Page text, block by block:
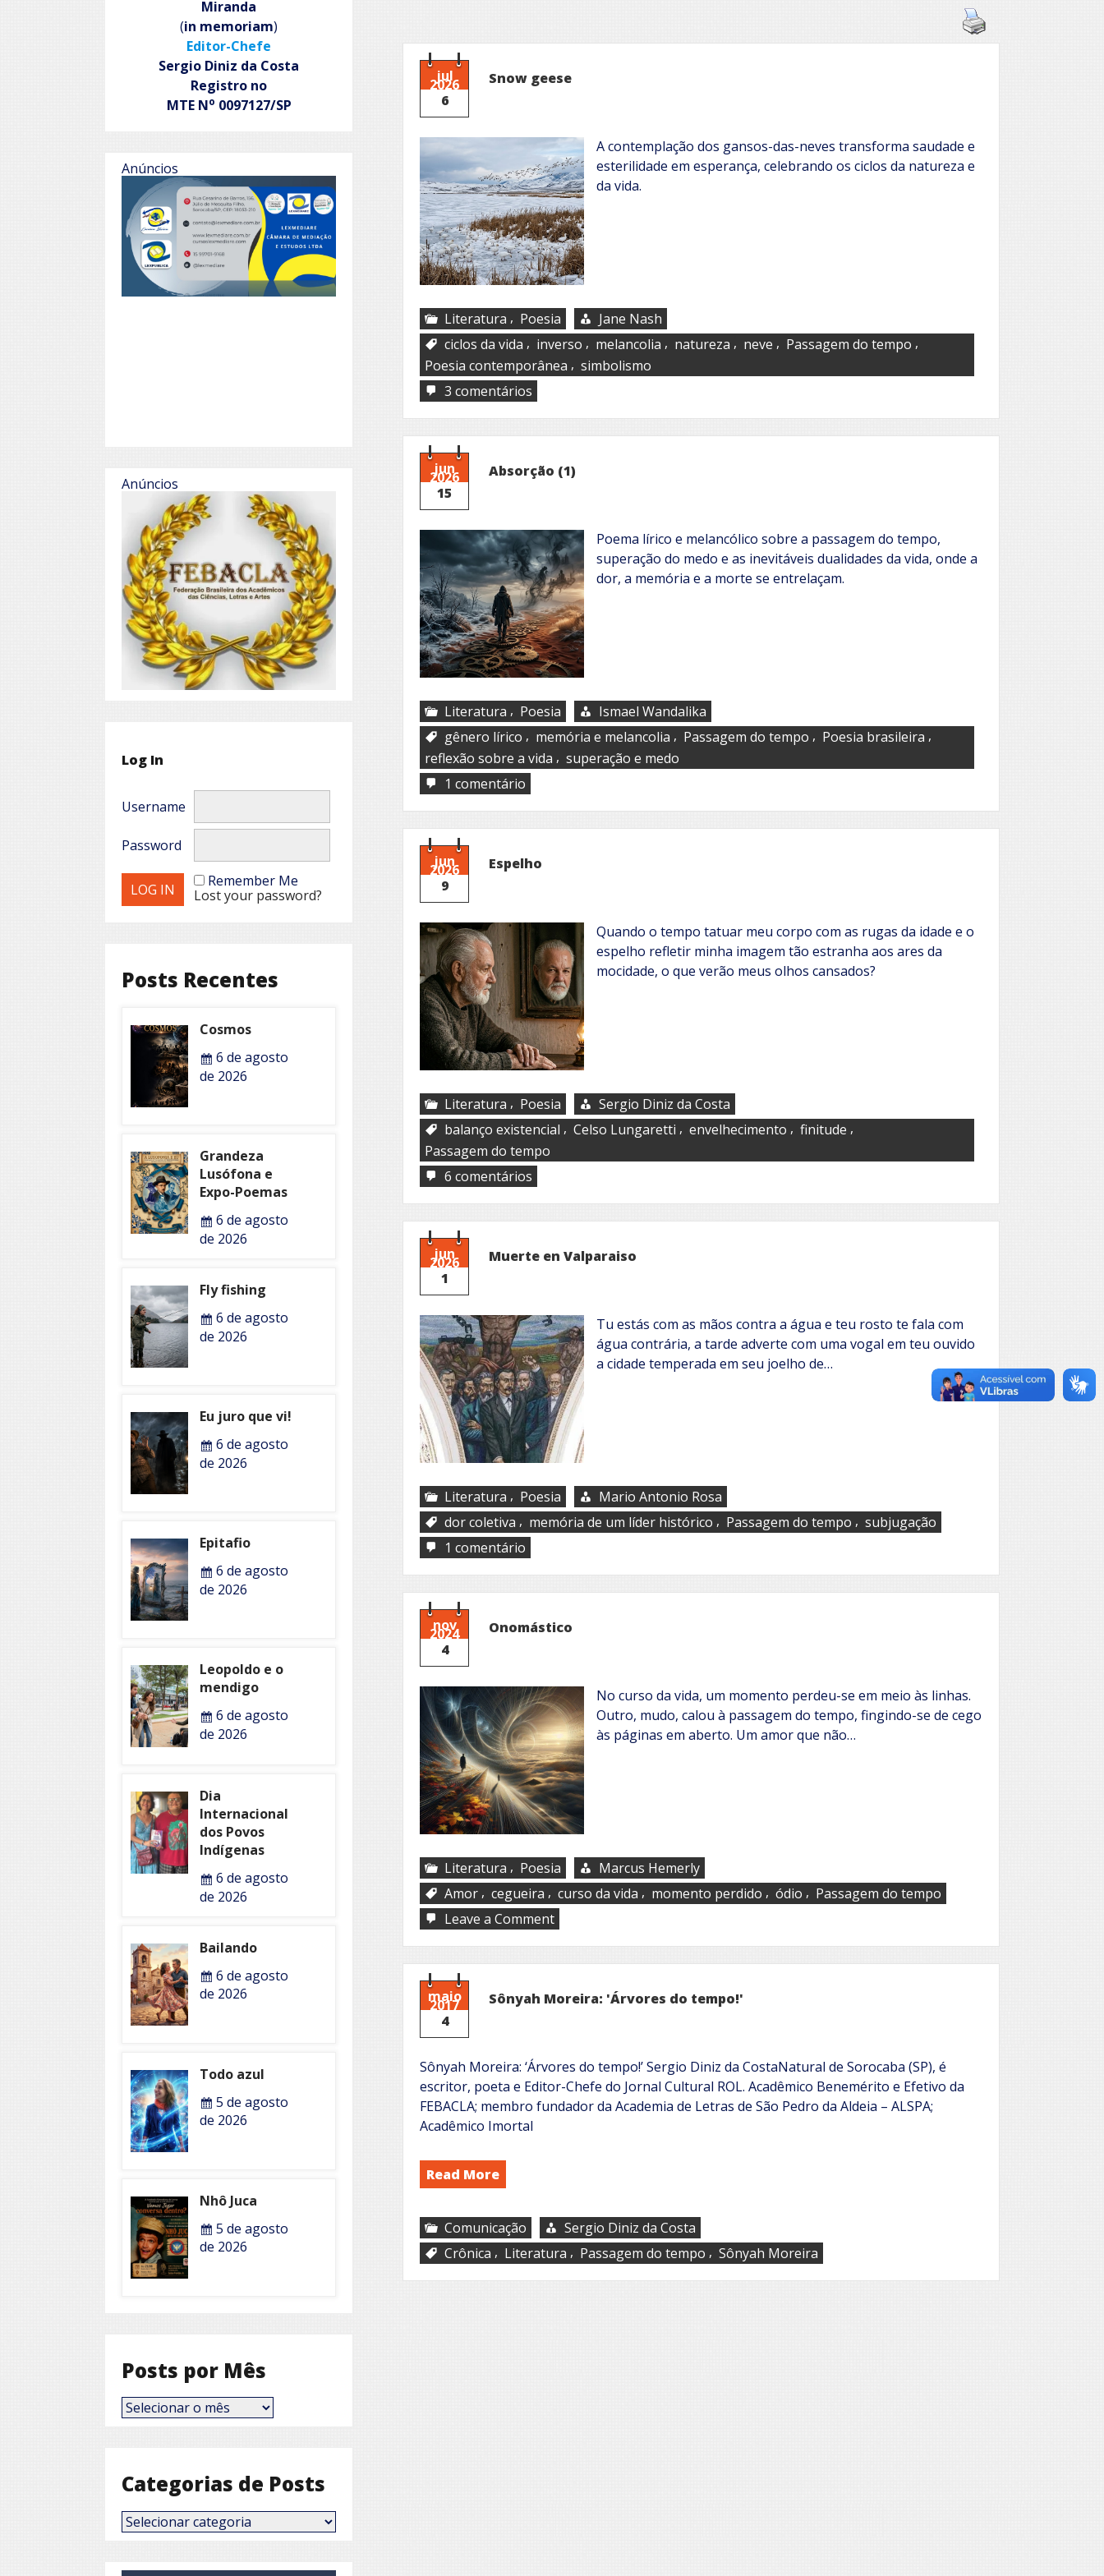
jul
2026
6
Snow geese
A contemplação dos gansos-das-neves transforma saudade e
esterilidade em esperança, celebrando os ciclos da natureza e
da vida.
Literatura , Poesia
Jane Nash
ciclos da vida , inverso , melancolia , natureza , neve , Passagem do tempo ,
Poesia contemporânea , simbolismo
3 comentários
Snow
geese
jun
2026
15
Absorção (1)
Poema lírico e melancólico sobre a passagem do tempo,
superação do medo e as inevitáveis dualidades da vida, onde a
dor, a memória e a morte se entrelaçam.
Literatura , Poesia
Ismael Wandalika
gênero lírico , memória e melancolia , Passagem do tempo , Poesia brasileira ,
reflexão sobre a vida , superação e medo
1 comentário
Absorção
(1)
jun
2026
9
Espelho
Quando o tempo tatuar meu corpo com as rugas da idade e o
espelho refletir minha imagem tão estranha aos ares da
mocidade, o que verão meus olhos cansados?
Literatura , Poesia
Sergio Diniz da Costa
balanço existencial , Celso Lungaretti , envelhecimento , finitude ,
Passagem do tempo
6 comentários
Espelho
jun
2026
1
Muerte en Valparaiso
Tu estás com as mãos contra a água e teu rosto te fala com
água contrária, a tarde adverte com uma vogal em teu ouvido
a cidade temperada em seu joelho de…
Literatura , Poesia
Mario Antonio Rosa
dor coletiva , memória de um líder histórico , Passagem do tempo , subjugação
1 comentário
Muerte
en
Valparaiso
nov
2024
4
Onomástico
No curso da vida, um momento perdeu-se em meio às linhas.
Outro, mudo, calou à passagem do tempo, fingindo-se de cego
às páginas em aberto. Um amor que não…
Literatura , Poesia
Marcus Hemerly
Amor , cegueira , curso da vida , momento perdido , ódio , Passagem do tempo
Leave a Commenton
Onomástico
maio
2017
4
Sônyah Moreira: 'Árvores do tempo!'
Sônyah Moreira: ‘Árvores do tempo!’ Sergio Diniz da CostaNatural de Sorocaba (SP), é
escritor, poeta e Editor-Chefe do Jornal Cultural ROL. Acadêmico Benemérito e Efetivo da
FEBACLA; membro fundador da Academia de Letras de São Pedro da Aldeia – ALSPA;
Acadêmico Imortal
Read More
Comunicação
Sergio Diniz da Costa
Crônica , Literatura , Passagem do tempo , Sônyah Moreira
Miranda
(in memoriam)
Editor-Chefe
Sergio Diniz da Costa
Registro no
MTE No 0097127/SP
Anúncios
Anúncios
Log In
Username
Password
Remember Me
Lost your password?
Posts Recentes
Cosmos
6 de agosto
de 2026
Grandeza
Lusófona e
Expo-Poemas
6 de agosto
de 2026
Fly fishing
6 de agosto
de 2026
Eu juro que vi!
6 de agosto
de 2026
Epitafio
6 de agosto
de 2026
Leopoldo e o
mendigo
6 de agosto
de 2026
Dia
Internacional
dos Povos
Indígenas
6 de agosto
de 2026
Bailando
6 de agosto
de 2026
Todo azul
5 de agosto
de 2026
Nhô Juca
5 de agosto
de 2026
Posts por Mês
Posts
por
Categorias de Posts
Categorias
de